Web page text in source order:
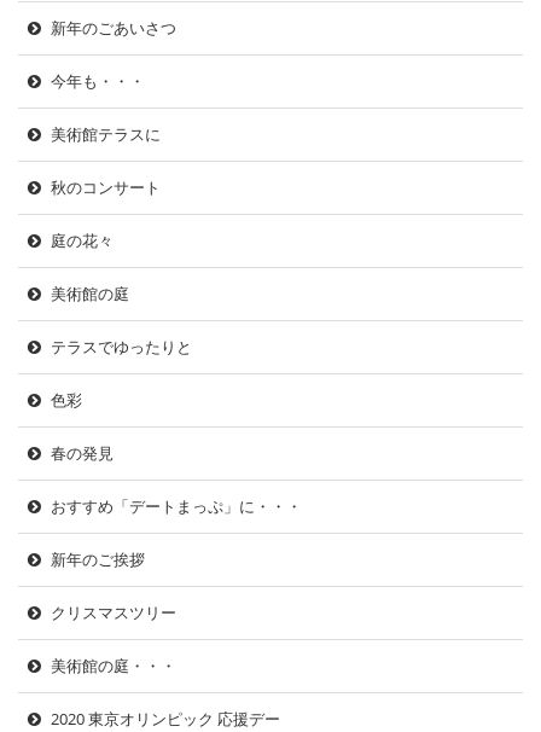
新年のごあいさつ
今年も・・・
美術館テラスに
秋のコンサート
庭の花々
美術館の庭
テラスでゆったりと
色彩
春の発見
おすすめ「デートまっぷ」に・・・
新年のご挨拶
クリスマスツリー
美術館の庭・・・
2020 東京オリンピック 応援デー